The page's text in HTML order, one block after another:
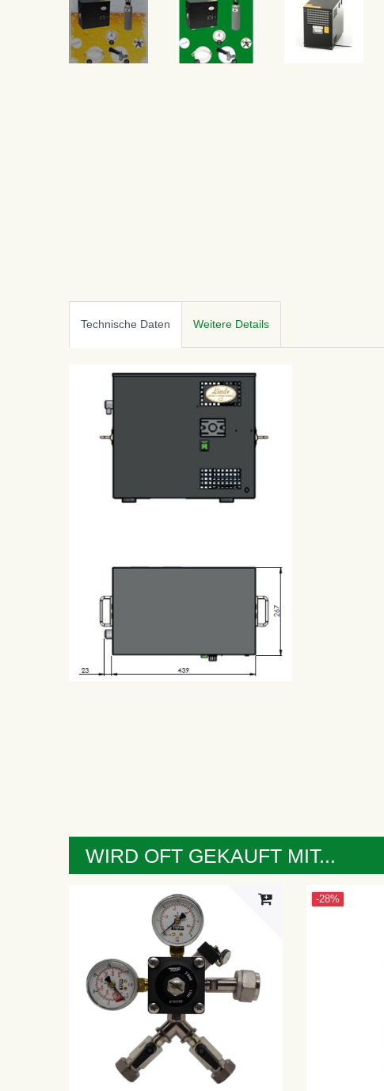
Technische Daten Weitere Details
WIRD OFT GEKAUFT MIT...
-28%